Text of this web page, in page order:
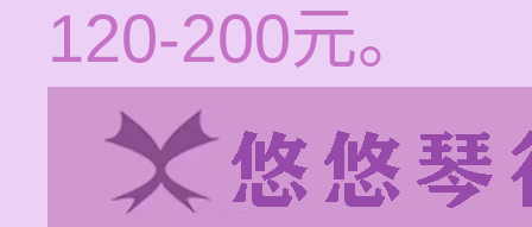
120-200元。